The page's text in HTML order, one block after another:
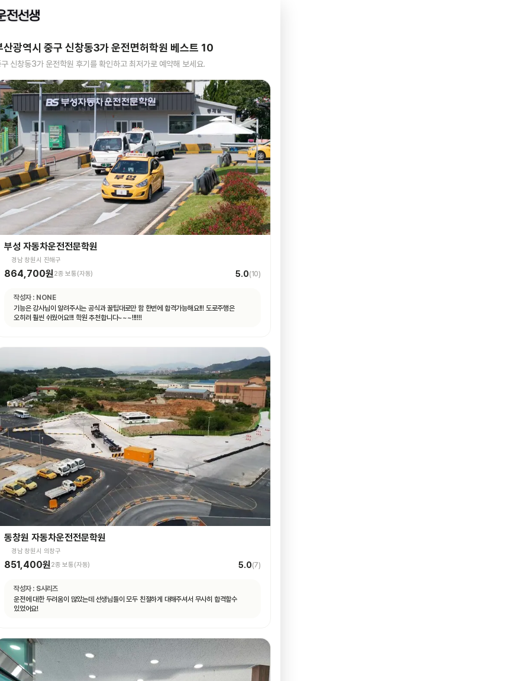
산광역시 중구 신창동3가운전면허학원 베스트 10
신창동3가 운전학원 후기를 확인하고 최저가로 예약해 보세요.
부성 자동차운전전문학원
경남 창원시 진해구
864,700원2종 보통(자동) 5.0(10)
작성자 : NONE
기능은 강사님이 알려주시는 공식과 꿀팁대로만 함 한번에 합격가능해요!!! 도로주행은
오히려 훨씬 쉬웠어요!!! 학원 추천합니다~~~!!!!!!
동창원 자동차운전전문학원
경남 창원시 의창구
851,400원 2종 보통(자동) 5.0(7)
작성자 : S시리즈
운전에 대한 두려움이 많았는데 선생님들이 모두 친절하게 대해주셔서 무사히 합격할수
있었어요!